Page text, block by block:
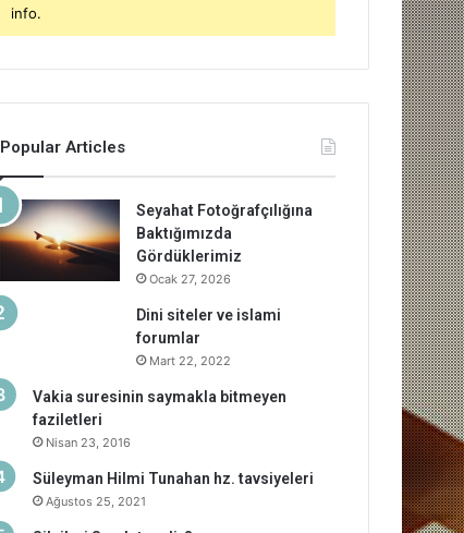
info.
Popular Articles
Seyahat Fotoğrafçılığına
Baktığımızda
Gördüklerimiz
Ocak 27, 2026
Dini siteler ve islami
forumlar
Mart 22, 2022
Vakia suresinin saymakla bitmeyen
faziletleri
Nisan 23, 2016
Süleyman Hilmi Tunahan hz. tavsiyeleri
Ağustos 25, 2021